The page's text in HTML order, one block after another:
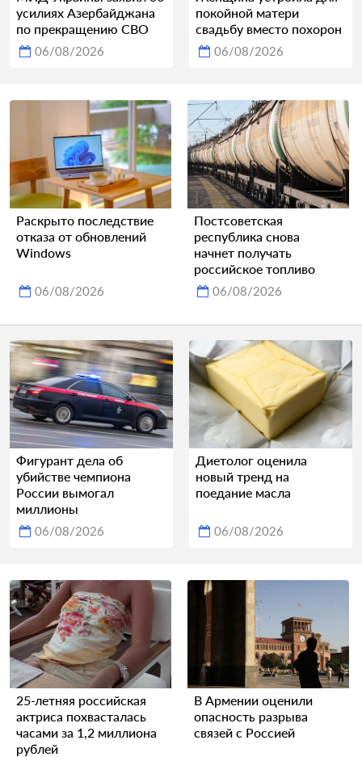
усилиях Азербайджана
по прекращению СВО
06/08/2026
покойной матери
свадьбу вместо похорон
06/08/2026
Раскрыто последствие
отказа от обновлений
Windows
06/08/2026
Постсоветская
республика снова
начнет получать
российское топливо
06/08/2026
Фигурант дела об
убийстве чемпиона
России вымогал
миллионы
06/08/2026
Диетолог оценила
новый тренд на
поедание масла
06/08/2026
25-летняя российская
актриса похвасталась
часами за 1,2 миллиона
рублей
В Армении оценили
опасность разрыва
связей с Россией